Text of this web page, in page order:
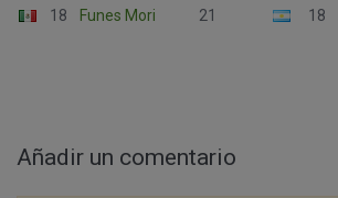
18 Funes Mori 21 18
Añadir un comentario